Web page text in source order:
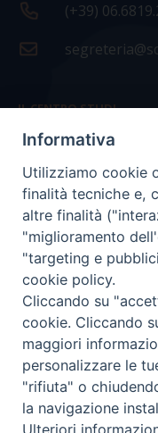
(+39)
IL CENTRO STUDI
La nostra storia
Statuto
Presidenza e ufficio
Consiglio scientifico
Coordinamento
COPYRIGHT
Informativa
Utilizziamo cookie
finalità tecniche e,
altre finalità
"miglioramento
"targeting e
cookie policy.
Cliccando su
cookie. Cliccando
maggiori
personalizzare le
"rifiuta" o
la navigazione